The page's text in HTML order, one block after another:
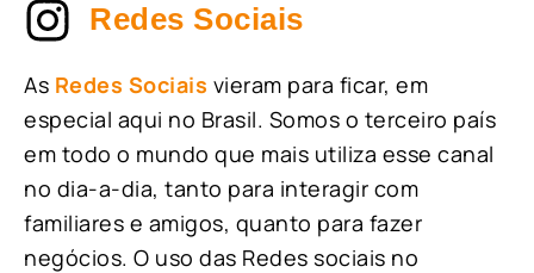
Redes Sociais
As Redes Sociais vieram para ficar, em
especial aqui no Brasil. Somos o terceiro país
em todo o mundo que mais utiliza esse canal
no dia-a-dia, tanto para interagir com
familiares e amigos, quanto para fazer
negócios. O uso das Redes sociais no